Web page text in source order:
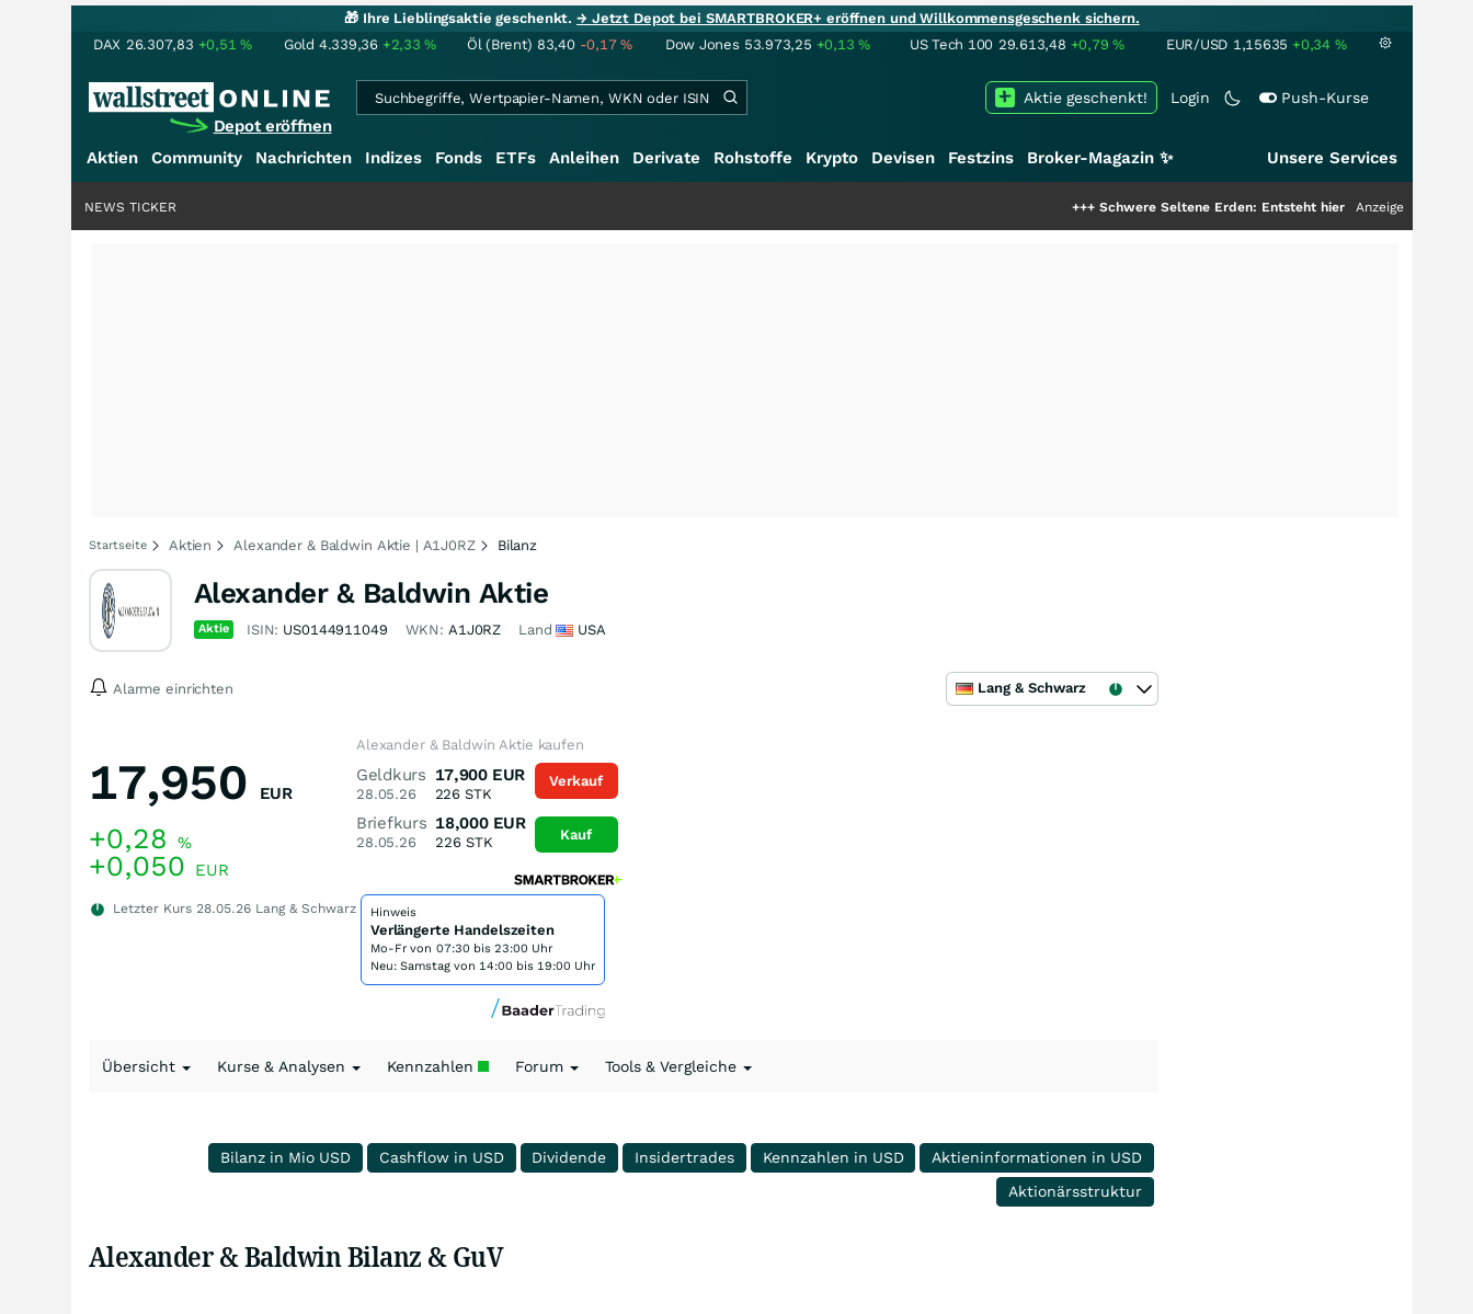
🎁 Ihre Lieblingsaktie geschenkt.→ Jetzt Depot bei SMARTBROKER+ eröffnen und Willkommensgeschenk sichern.
DAX 26.307,83 +0,51% Gold 4.339,36 +2,33% Öl (Brent) 83,40 -0,17% Dow Jones 53.973,25 +0,13% US Tech 100 29.613,48 +0,79% EUR/USD 1,15635 +0,34 %
Depot eröffnen
Login Push-Kurse
Aktie geschenkt!
Aktien Community Nachrichten Indizes Fonds ETFs Anleihen Derivate Rohstoffe Krypto Devisen Festzins Broker-Magazin ✨ Unsere Services
Schwere Seltene Erden: Entsteht hier die nächste Milliardenstory?
Anzeige
NEWS TICKER
Startseite Aktien Alexander & Baldwin Aktie | A1J0RZ Bilanz
Alexander & Baldwin Aktie
Aktie ISIN: US0144911049 WKN: A1J0RZ Land USA
Alarme einrichten Lang & Schwarz
17,950 EUR
+0,28 %
+0,050 EUR
Letzter Kurs 28.05.26 Lang & Schwarz
Alexander & Baldwin Aktie kaufen
Geldkurs
28.05.26
17,900 EUR
226 STK
Briefkurs
28.05.26
18,000 EUR
226STK
Verkauf
Kauf
Hinweis
Verlängerte Handelszeiten
Mo-Fr von 07:30 bis 23:00 Uhr
Neu: Samstag von 14:00 bis 19:00 Uhr
Übersicht Kurse & Analysen Kennzahlen Forum Tools & Vergleiche
Bilanz in Mio USD Cashflow in USD Dividende Insidertrades Kennzahlen in USD
Aktieninformationen in USD
Aktionärsstruktur
Alexander & Baldwin Bilanz & GuV